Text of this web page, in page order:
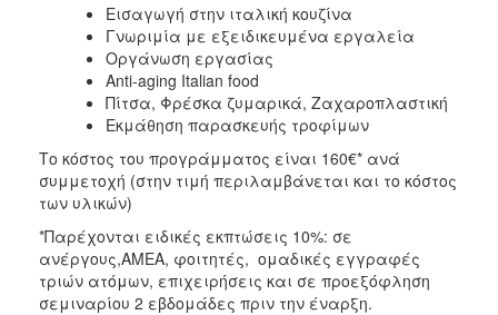
ΠΟΛΙΤΙΣΜΟΣ
Εισαγωγή στην ιταλική κουζίνα
Γνωριμία με εξειδικευμένα εργαλεία
Οργάνωση εργασίας
Anti-aging Italian food
Πίτσα, Φρέσκα ζυμαρικά, Ζαχαροπλαστική
Εκμάθηση παρασκευής τροφίμων
Το κόστος του προγράμματος είναι 160€* ανά
συμμετοχή (στην τιμή περιλαμβάνεται και το κόστος
των υλικών)
*Παρέχονται ειδικές εκπτώσεις 10%: σε
ανέργους,AMEA, φοιτητές, ομαδικές εγγραφές
τριών ατόμων, επιχειρήσεις και σε προεξόφληση
σεμιναρίου 2 εβδομάδες πριν την έναρξη.